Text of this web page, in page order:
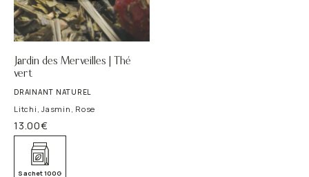
Jardin des Merveilles | Thé
vert
DRAINANT NATUREL
Litchi, Jasmin, Rose
13.00€
Sachet 100G